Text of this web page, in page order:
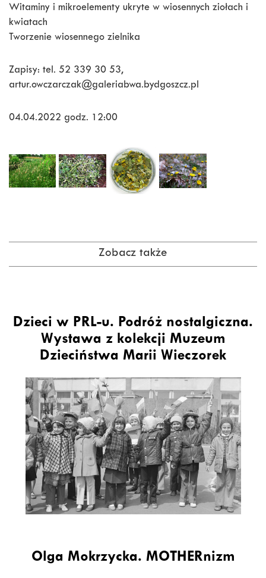
Witaminy i mikroelementy ukryte w wiosennych ziołach i
kwiatach
Tworzenie wiosennego zielnika
Zapisy: tel. 52 339 30 53,
artur.owczarczak@galeriabwa.bydgoszcz.pl
04.04.2022 godz. 12:00
Zobacz także
Dzieci w PRL-u. Podróż nostalgiczna.
Wystawa z kolekcji Muzeum
Dzieciństwa Marii Wieczorek
Olga Mokrzycka. MOTHERnizm